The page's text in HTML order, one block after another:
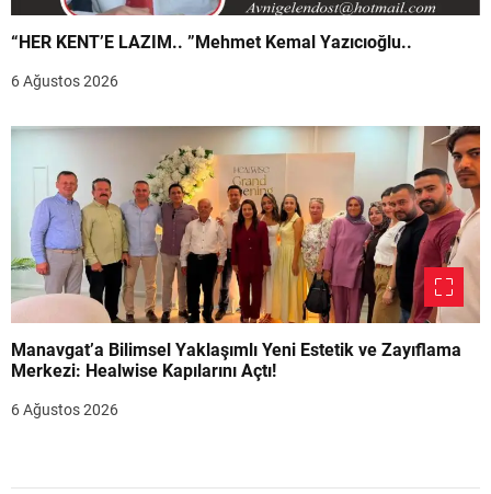
“HER KENT’E LAZIM.. ”Mehmet Kemal Yazıcıoğlu..
6 Ağustos 2026
Manavgat’a Bilimsel Yaklaşımlı Yeni Estetik ve Zayıflama
Merkezi: Healwise Kapılarını Açtı!
6 Ağustos 2026